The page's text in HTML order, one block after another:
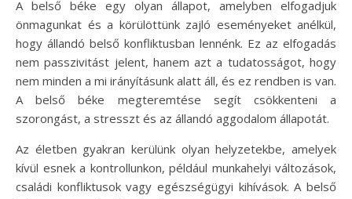
A belső béke egy olyan állapot, amelyben elfogadjuk
önmagunkat és a körülöttünk zajló eseményeket anélkül,
hogy állandó belső konfliktusban lennénk. Ez az elfogadás
nem passzivitást jelent, hanem azt a tudatosságot, hogy
nem minden a mi irányításunk alatt áll, és ez rendben is van.
A belső béke megteremtése segít csökkenteni a
szorongást, a stresszt és az állandó aggodalom állapotát.
Az életben gyakran kerülünk olyan helyzetekbe, amelyek
kívül esnek a kontrollunkon, például munkahelyi változások,
családi konfliktusok vagy egészségügyi kihívások. A belső